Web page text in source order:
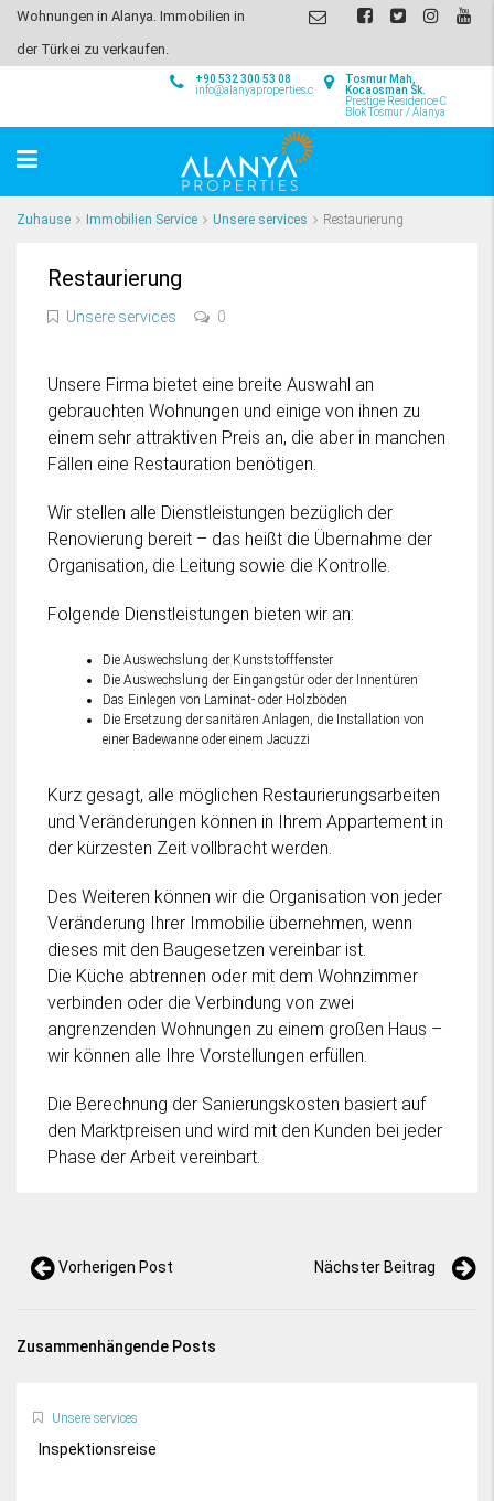
Wohnungen in Alanya. Immobilien in
der Türkei zu verkaufen.
Tosmur Mah,
Kocaosman Sk.
Prestige Residence C
Blok Tosmur / Alanya
+90 532 300 53 08
info@alanyaproperties.com
Zuhause Immobilien Service Unsere services Restaurierung
Restaurierung
Unsere services 0
Unsere Firma bietet eine breite Auswahl an
gebrauchten Wohnungen und einige von ihnen zu
einem sehr attraktiven Preis an, die aber in manchen
Fällen eine Restauration benötigen.
Wir stellen alle Dienstleistungen bezüglich der
Renovierung bereit – das heißt die Übernahme der
Organisation, die Leitung sowie die Kontrolle.
Folgende Dienstleistungen bieten wir an:
Die Auswechslung der Kunststofffenster
Die Auswechslung der Eingangstür oder der Innentüren
Das Einlegen von Laminat- oder Holzböden
Die Ersetzung der sanitären Anlagen, die Installation von
einer Badewanne oder einem Jacuzzi
Kurz gesagt, alle möglichen Restaurierungsarbeiten
und Veränderungen können in Ihrem Appartement in
der kürzesten Zeit vollbracht werden.
Des Weiteren können wir die Organisation von jeder
Veränderung Ihrer Immobilie übernehmen, wenn
dieses mit den Baugesetzen vereinbar ist.
Die Küche abtrennen oder mit dem Wohnzimmer
verbinden oder die Verbindung von zwei
angrenzenden Wohnungen zu einem großen Haus –
wir können alle Ihre Vorstellungen erfüllen.
Die Berechnung der Sanierungskosten basiert auf
den Marktpreisen und wird mit den Kunden bei jeder
Phase der Arbeit vereinbart.
Vorherigen Post Nächster Beitrag
Zusammenhängende Posts
Unsere services
Inspektionsreise